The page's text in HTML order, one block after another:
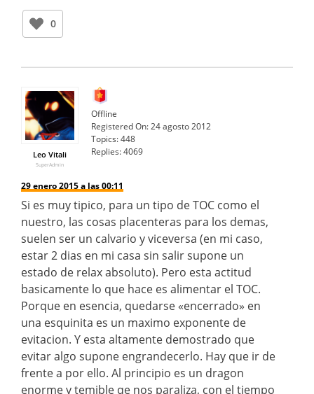
0
Leo Vitali
SuperAdmin
Offline
Registered On:24 agosto 2012
Topics:448
Replies:4069
29 enero 2015 a las 00:11
Si es muy tipico, para un tipo de TOC como el
nuestro, las cosas placenteras para los demas,
suelen ser un calvario y viceversa (en mi caso,
estar 2 dias en mi casa sin salir supone un
estado de relax absoluto). Pero esta actitud
basicamente lo que hace es alimentar el TOC.
Porque en esencia, quedarse «encerrado» en
una esquinita es un maximo exponente de
evitacion. Y esta altamente demostrado que
evitar algo supone engrandecerlo. Hay que ir de
frente a por ello. Al principio es un dragon
enorme y temible qe nos paraliza, con el tiempo